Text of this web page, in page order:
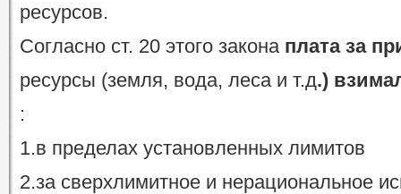
ресурсов.
Согласно ст. 20 этого закона плата за
ресурсы (земля, вода, леса и т.д.)
:
1.в пределах установленных лимитов
2.за сверхлимитное и нерациональное